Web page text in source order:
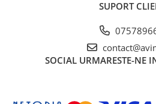
Unelte si aparate de masura
Materiale de constructii
Accesorii echipamente pentru
SUPORT
SOCIAL URMARESTE-NE